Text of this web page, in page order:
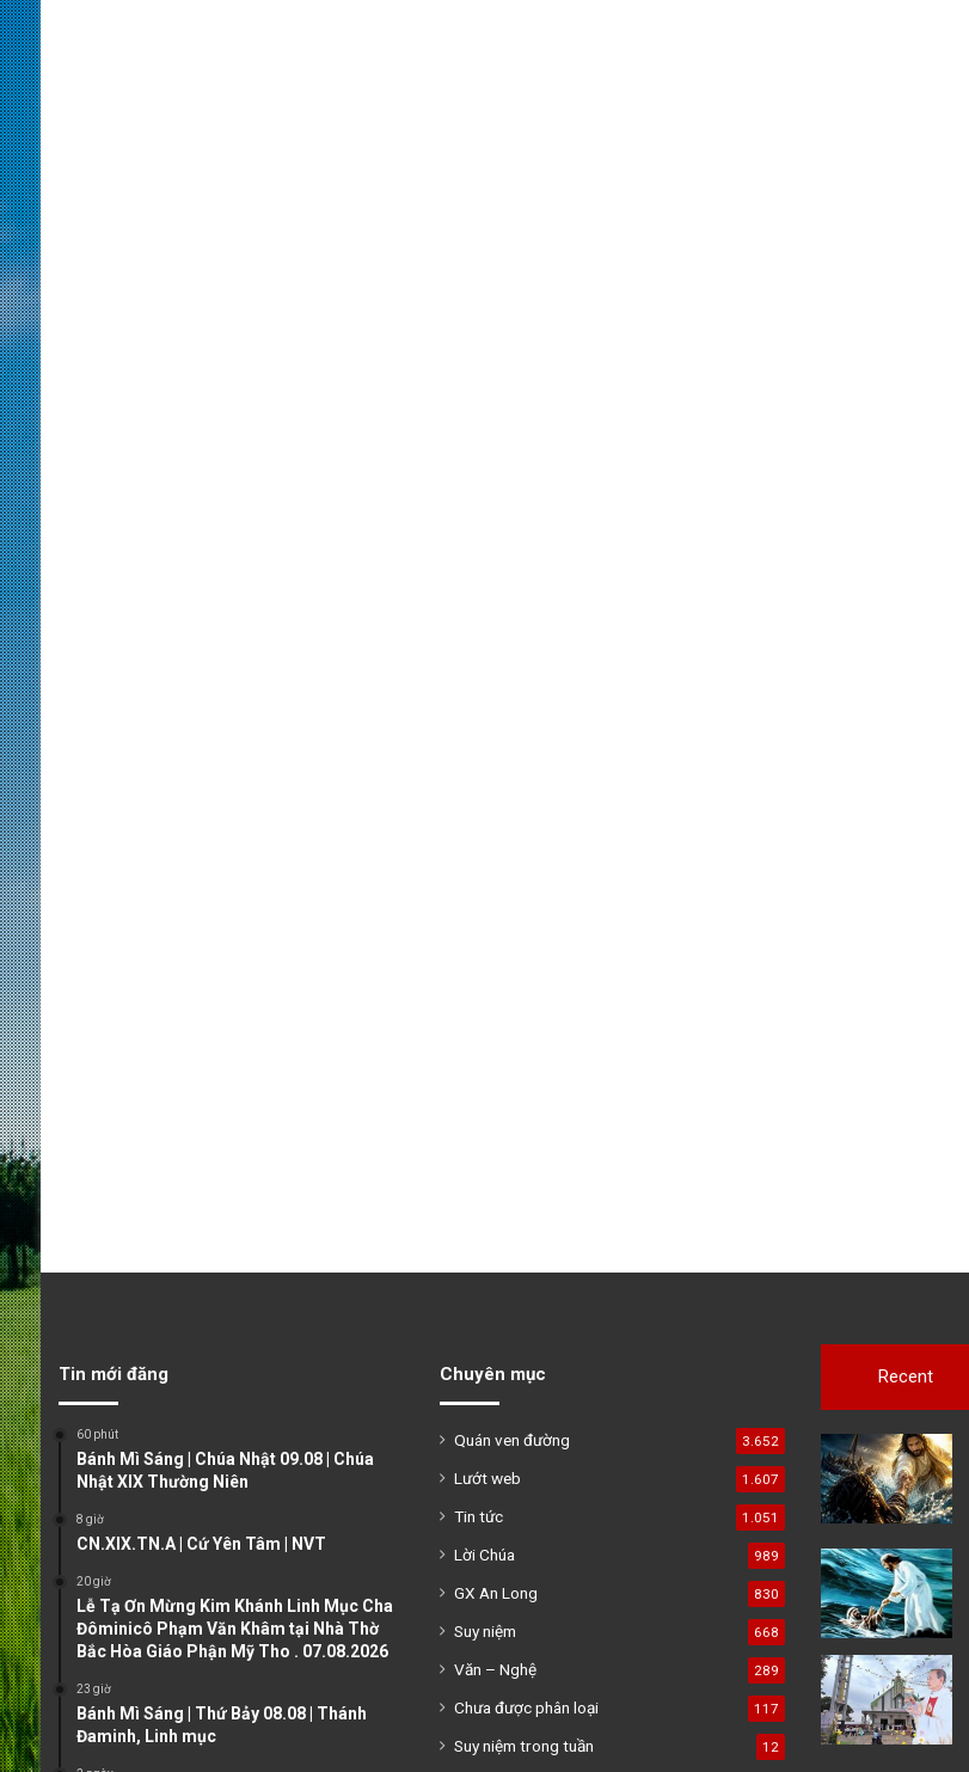
Tin mới đăng
60 phút
Bánh Mì Sáng | Chúa Nhật 09.08 | Chúa
Nhật XIX Thường Niên
8 giờ
CN.XIX.TN.A | Cứ Yên Tâm | NVT
20 giờ
Lễ Tạ Ơn Mừng Kim Khánh Linh Mục Cha
Đôminicô Phạm Văn Khâm tại Nhà Thờ
Bắc Hòa Giáo Phận Mỹ Tho . 07.08.2026
23 giờ
Bánh Mì Sáng | Thứ Bảy 08.08 | Thánh
Đaminh, Linh mục
Chuyên mục
Quán ven đường 3.652
Lướt web 1.607
Tin tức 1.051
Lời Chúa 989
GX An Long 830
Suy niệm 668
Văn – Nghệ 289
Chưa được phân loại 117
Suy niệm trong tuần 12
Recent